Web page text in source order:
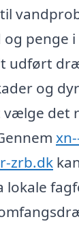
penge
udført
og
vælge det
zrb.dk